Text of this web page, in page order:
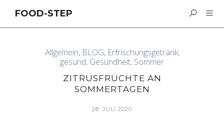
FOOD-STEP
Allgemein, BLOG, Erfrischungsgetränk,
gesund, Gesundheit, Sommer
ZITRUSFRÜCHTE AN
SOMMERTAGEN
28. JULI 2020